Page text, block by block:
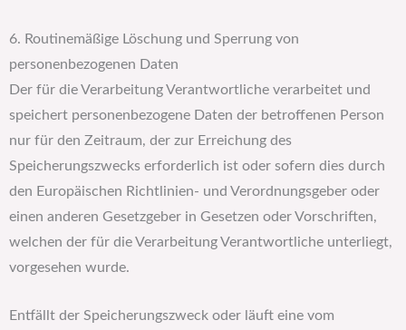
6. Routinemäßige Löschung und Sperrung von
personenbezogenen Daten
Der für die Verarbeitung Verantwortliche verarbeitet und
speichert personenbezogene Daten der betroffenen Person
nur für den Zeitraum, der zur Erreichung des
Speicherungszwecks erforderlich ist oder sofern dies durch
den Europäischen Richtlinien- und Verordnungsgeber oder
einen anderen Gesetzgeber in Gesetzen oder Vorschriften,
welchen der für die Verarbeitung Verantwortliche unterliegt,
vorgesehen wurde.
Entfällt der Speicherungszweck oder läuft eine vom